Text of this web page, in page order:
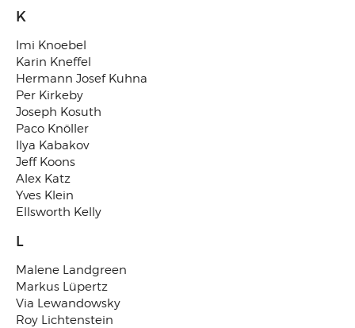
K
Imi Knoebel
Karin Kneffel
Hermann Josef Kuhna
Per Kirkeby
Joseph Kosuth
Paco Knöller
Ilya Kabakov
Jeff Koons
Alex Katz
Yves Klein
Ellsworth Kelly
L
Malene Landgreen
Markus Lüpertz
Via Lewandowsky
Roy Lichtenstein